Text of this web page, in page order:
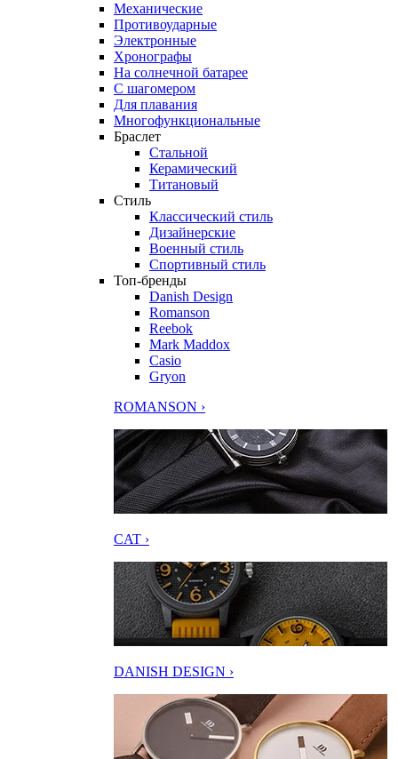
Механические
Противоударные
Электронные
Хронографы
На солнечной батарее
С шагомером
Для плавания
Многофункциональные
Браслет
Стальной
Керамический
Титановый
Стиль
Классический стиль
Дизайнерские
Военный стиль
Спортивный стиль
Топ-бренды
Danish Design
Romanson
Reebok
Mark Maddox
Casio
Gryon
ROMANSON ›
CAT ›
DANISH DESIGN ›